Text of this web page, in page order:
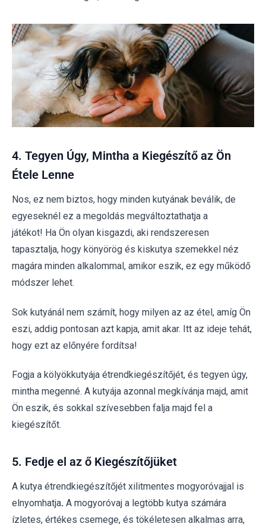
4. Tegyen Úgy, Mintha a Kiegészítő az Ön
Étele Lenne
Nos, ez nem biztos, hogy minden kutyának beválik, de
egyeseknél ez a megoldás megváltoztathatja a
játékot! Ha Ön olyan kisgazdi, aki rendszeresen
tapasztalja, hogy könyörög és kiskutya szemekkel néz
magára minden alkalommal, amikor eszik, ez egy működő
módszer lehet.
Sok kutyánál nem számít, hogy milyen az az étel, amíg Ön
eszi, addig pontosan azt kapja, amit akar. Itt az ideje tehát,
hogy ezt az előnyére fordítsa!
Fogja a kölyökkutyája étrendkiegészítőjét, és tegyen úgy,
mintha megenné. A kutyája azonnal megkívánja majd, amit
Ön eszik, és sokkal szívesebben falja majd fel a
kiegészítőt.
5. Fedje el az ő Kiegészítőjüket
A kutya étrendkiegészítőjét xilitmentes mogyoróvajjal is
elnyomhatja. A mogyoróvaj a legtöbb kutya számára
ízletes, értékes csemege, és tökéletesen alkalmas arra,